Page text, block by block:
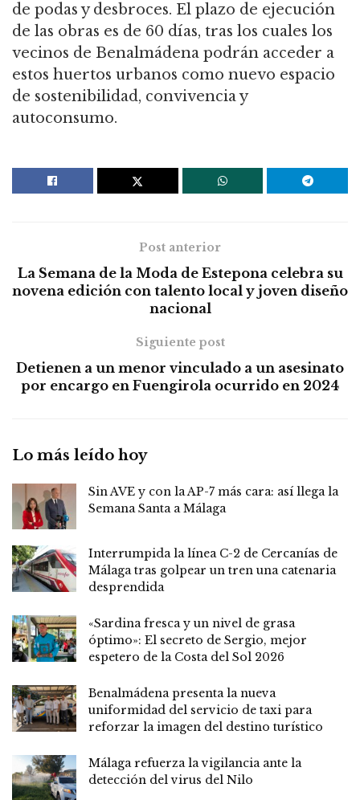
de podas y desbroces. El plazo de ejecución
de las obras es de 60 días, tras los cuales los
vecinos de Benalmádena podrán acceder a
estos huertos urbanos como nuevo espacio
de sostenibilidad, convivencia y
autoconsumo.
Post anterior
La Semana de la Moda de Estepona celebra su
novena edición con talento local y joven diseño
nacional
Siguiente post
Detienen a un menor vinculado a un asesinato
por encargo en Fuengirola ocurrido en 2024
Lo más leído hoy
Sin AVE y con la AP-7 más cara: así llega la
Semana Santa a Málaga
Interrumpida la línea C-2 de Cercanías de
Málaga tras golpear un tren una catenaria
desprendida
«Sardina fresca y un nivel de grasa
óptimo»: El secreto de Sergio, mejor
espetero de la Costa del Sol 2026
Benalmádena presenta la nueva
uniformidad del servicio de taxi para
reforzar la imagen del destino turístico
Málaga refuerza la vigilancia ante la
detección del virus del Nilo